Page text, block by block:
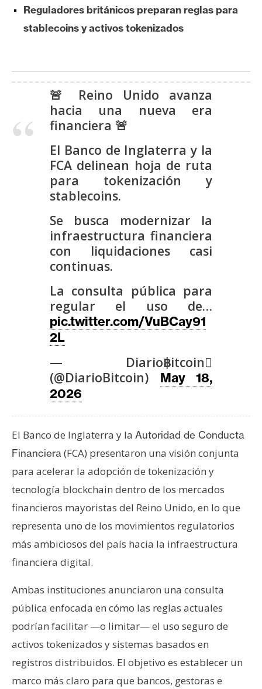
u
m
A
N
a
T
e
m
a
e
c
u
s
o
s
Reguladores británicos preparan reglas para
stablecoins y activos tokenizados
🚨 Reino Unido avanza
hacia una nueva era
financiera 🚨
El Banco de Inglaterra y la
FCA delinean hoja de ruta
para tokenización y
stablecoins.
Se busca modernizar la
infraestructura financiera
con liquidaciones casi
continuas.
La consulta pública para
regular el uso de…
pic.twitter.com/VuBCay91
2L
— Diario฿itcoin
(@DiarioBitcoin) May 18,
2026
El Banco de Inglaterra y la Autoridad de Conducta
Financiera (FCA) presentaron una visión conjunta
para acelerar la adopción de tokenización y
tecnología blockchain dentro de los mercados
financieros mayoristas del Reino Unido, en lo que
representa uno de los movimientos regulatorios
más ambiciosos del país hacia la infraestructura
financiera digital.
Ambas instituciones anunciaron una consulta
pública enfocada en cómo las reglas actuales
podrían facilitar —o limitar— el uso seguro de
activos tokenizados y sistemas basados en
registros distribuidos. El objetivo es establecer un
marco más claro para que bancos, gestoras e